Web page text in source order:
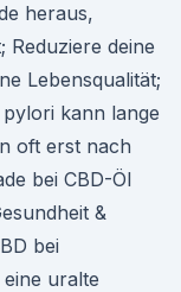
heraus,
Reduziere deine
Lebensqualität;
kann lange
oft erst nach
bei CBD-Öl
&
bei
uralte